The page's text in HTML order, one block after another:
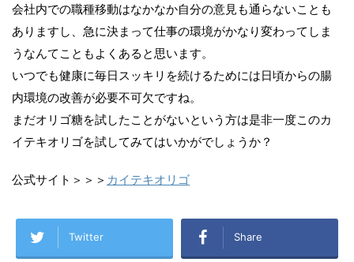
会社内での職種移動はなかなか自分の意見も通らないことも
ありますし、急に決まって仕事の環境がかなり変わってしま
うなんてこともよくあると思います。
いつでも健康に毎日スッキリを続けるためには日頃からの腸
内環境の改善が必要不可欠ですね。
まだオリゴ糖を試したことがないという方は是非一度このカ
イテキオリゴを試してみてはいかがでしょうか？
公式サイト＞＞＞ カイテキオリゴ
Twitter Share